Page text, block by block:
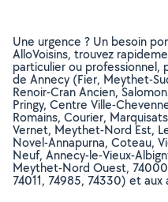
Une urgence ? Un besoin
AlloVoisins, trouvez
particulier ou professionnel,
de Annecy (Fier, Meythet-
Renoir-Cran Ancien,
Pringy, Centre Ville-
Romains, Courier,
Vernet, Meythet-Nord Est,
Novel-Annapurna, Coteau,
Neuf, Annecy-le-Vieux-
Meythet-Nord Ouest,
74011, 74985, 74330) et aux